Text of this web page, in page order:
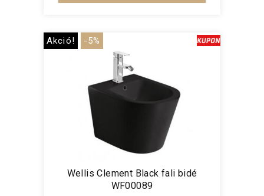
Akció! -5%
Wellis Clement Black fali bidé
WF00089